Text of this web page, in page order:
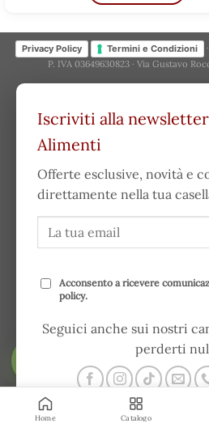
Privacy Policy Termini e Condizioni ·
P. IVA 03649630823 · Via Gustavo
Iscriviti alla
Alimenti
Offerte esclusive, novità e
direttamente nella tua
Acconsento a ricevere
policy.
Seguici anche sui nostri
perderti
Home Catalogo